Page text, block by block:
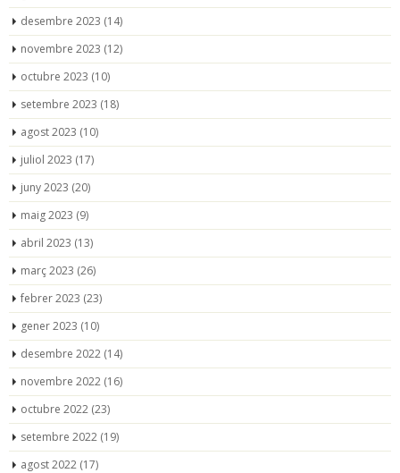
desembre 2023 (14)
novembre 2023 (12)
octubre 2023 (10)
setembre 2023 (18)
agost 2023 (10)
juliol 2023 (17)
juny 2023 (20)
maig 2023 (9)
abril 2023 (13)
març 2023 (26)
febrer 2023 (23)
gener 2023 (10)
desembre 2022 (14)
novembre 2022 (16)
octubre 2022 (23)
setembre 2022 (19)
agost 2022 (17)